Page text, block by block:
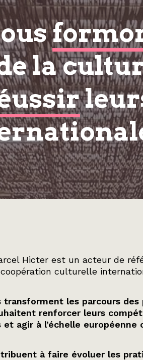
la
Hicter est un acteur de
coopération culturelle
transforment les parcours des
renforcer leurs
et agir à l’échelle européenne
à faire évoluer les